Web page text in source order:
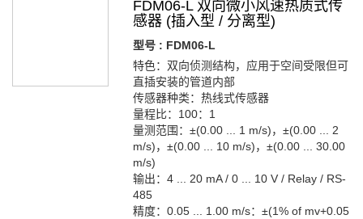
FDM06-L 双向微小风速热质式传
感器 (插入型 / 分离型)
型号 : FDM06-L
特色：双向侦测结构，应用于空间受限但可
直插安装的管道内部
传感器种类：热线式传感器
量程比：100：1
量测范围：±(0.00 ... 1 m/s)，±(0.00 ... 2
m/s)，±(0.00 ... 10 m/s)，±(0.00 ... 30.00
m/s)
输出：4 ... 20 mA / 0 ... 10 V / Relay / RS-
485
精度：0.05 ... 1.00 m/s：±(1% of mv+0.05